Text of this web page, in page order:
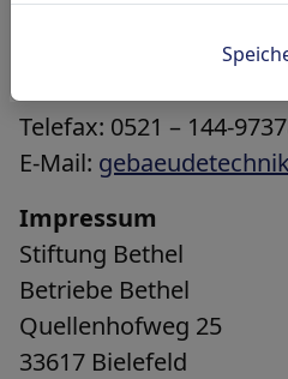
Telefax: 0521 – 144-
E-Mail:
Impressum
Stiftung Bethel
Betriebe Bethel
Quellenhofweg 25
33617 Bielefeld
Zertifizierung
Historie